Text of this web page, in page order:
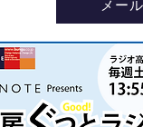
メー